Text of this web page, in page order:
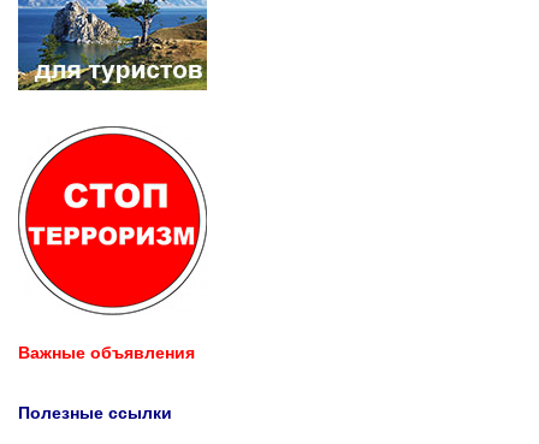
Важные объявления
Полезные ссылки